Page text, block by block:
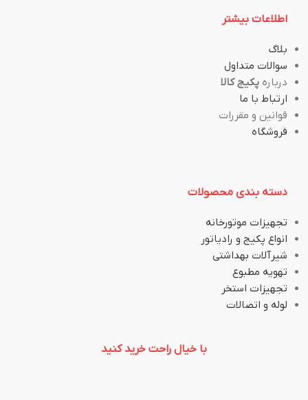
اطلاعات بیشتر
بلاگ
سوالات متداول
درباره پکیج کالا
ارتباط با ما
قوانین و مقررات
فروشگاه
دسته بندی محصولات
تجهیزات موتورخانه
انواع پکیج و رادیاتور
شیرآلات بهداشتی
تهویه مطبوع
تجهیزات استخر
لوله و اتصالات
با خیال راحت خرید کنید